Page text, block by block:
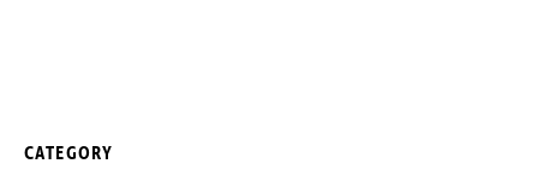
CATEGORY